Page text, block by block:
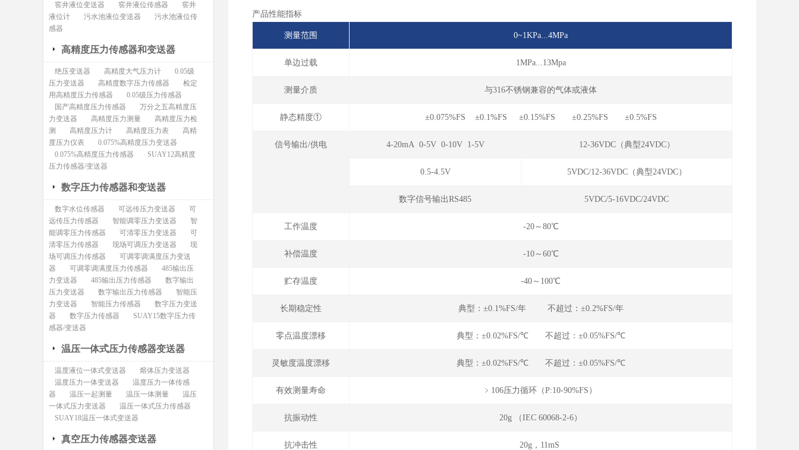
产品性能指标
测量范围 0~1KPa...4MPa
单边过载 1MPa...13Mpa
测量介质 与316不锈钢兼容的气体或液体
静态精度① ±0.075%FS ±0.1%FS ±0.15%FS ±0.25%FS ±0.5%FS
信号输出/供电 4-20mA 0-5V 0-10V 1-5V 12-36VDC（典型24VDC）
0.5-4.5V 5VDC/12-36VDC（典型24VDC）
数字信号输出RS485 5VDC/5-16VDC/24VDC
工作温度 -20～80℃
补偿温度 -10～60℃
贮存温度 -40～100℃
长期稳定性 典型：±0.1%FS/年 不超过：±0.2%FS/年
零点温度漂移 典型：±0.02%FS/℃ 不超过：±0.05%FS/℃
灵敏度温度漂移 典型：±0.02%FS/℃ 不超过：±0.05%FS/℃
有效测量寿命 ﹥106压力循环（P:10-90%FS）
抗振动性 20g （IEC 60068-2-6）
抗冲击性 20g，11mS
窖井液位变送器
窖井液位传感器
窖井
液位计
污水池液位变送器
污水池液位传
感器
高精度压力传感器和变送器
绝压变送器 高精度大气压力计
0.05级
压力变送器
高精度数字压力传感器
检定
用高精度压力传感器
0.05级压力传感器
国产高精度压力传感器
万分之五高精度压
力变送器
高精度压力测量
高精度压力检
测
高精度压力计 高精度压力表
高精
度压力仪表
0.075%高精度压力变送器
0.075%高精度压力传感器
SUAY12高精度
压力传感器/变送器
数字压力传感器和变送器
数字水位传感器 可远传压力变送器
可
远传压力传感器
智能调零压力变送器
智
能调零压力传感器
可清零压力变送器
可
清零压力传感器
现场可调压力变送器
现
场可调压力传感器
可调零调满度压力变送
器
可调零调满度压力传感器
485输出压
力变送器
485输出压力传感器
数字输出
压力变送器
数字输出压力传感器
智能压
力变送器
智能压力传感器
数字压力变送
器
数字压力传感器
SUAY15数字压力传
感器/变送器
温压一体式压力传感器变送器
温度液位一体式变送器
熔体压力变送器
温度压力一体变送器
温度压力一体传感
器
温压一起测量 温压一体测量
温压
一体式压力变送器
温压一体式压力传感器
SUAY18温压一体式变送器
真空压力传感器变送器